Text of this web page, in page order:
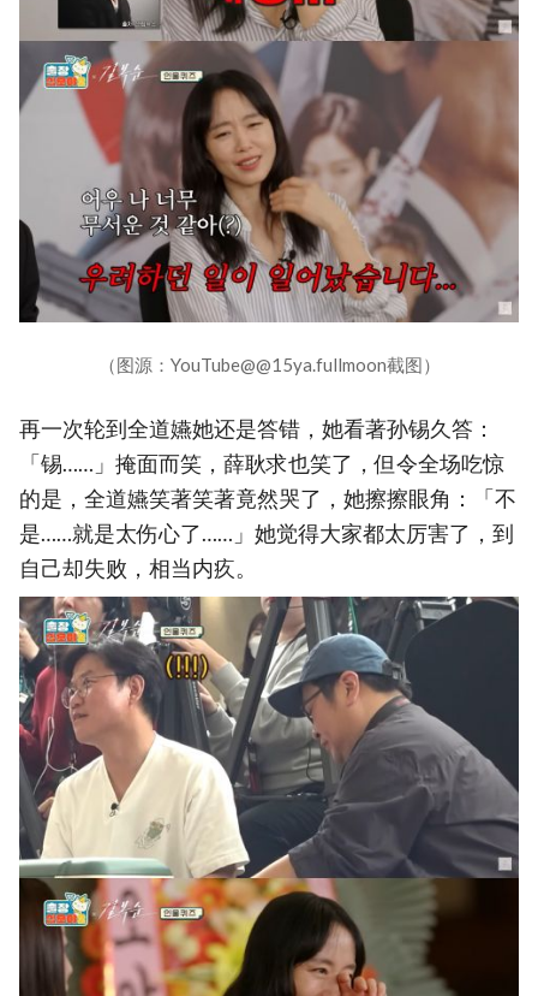
（图源：YouTube@@15ya.fullmoon截图）
再一次轮到全道嬿她还是答错，她看著孙锡久答：
「锡……」掩面而笑，薛耿求也笑了，但令全场吃惊
的是，全道嬿笑著笑著竟然哭了，她擦擦眼角：「不
是……就是太伤心了……」她觉得大家都太厉害了，到
自己却失败，相当内疚。